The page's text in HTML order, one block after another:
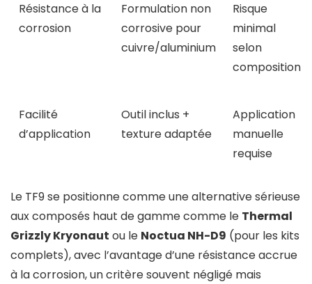
Résistance à la
corrosion
Formulation non
corrosive pour
cuivre/aluminium
Risque
minimal
selon
composition
Facilité
d’application
Outil inclus +
texture adaptée
Application
manuelle
requise
Le TF9 se positionne comme une alternative sérieuse
aux composés haut de gamme comme le Thermal
Grizzly Kryonaut ou le Noctua NH-D9 (pour les kits
complets), avec l’avantage d’une résistance accrue
à la corrosion, un critère souvent négligé mais